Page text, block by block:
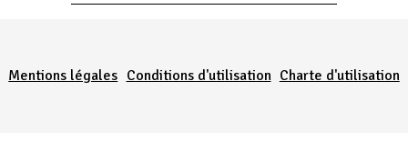
Mentions légales Conditions d'utilisation Charte d'utilisation